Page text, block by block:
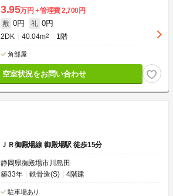
3.95万円 管理費2,700円
敷 0円 礼 0円
2DK 40.04m2 1階
角部屋
空室状況をお問い合わせ
ＪＲ御殿場線 御殿場駅 徒歩15分
静岡県御殿場市川島田
築33年
鉄骨造(S) 4階建
駐車場あり